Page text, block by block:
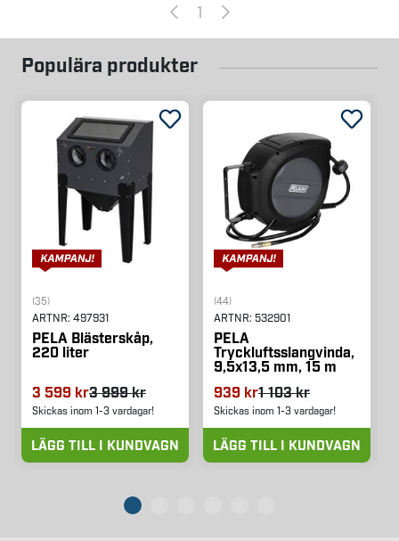
1
Populära produkter
(35)
ARTNR: 497931
PELA Blästerskåp,
220 liter
3 599 kr3 999 kr
Skickas inom 1-3 vardagar!
LÄGG TILL I KUNDVAGN
(44)
ARTNR: 532901
PELA
Tryckluftsslangvinda,
9,5x13,5 mm, 15 m
939 kr1 103 kr
Skickas inom 1-3 vardagar!
LÄGG TILL I KUNDVAGN